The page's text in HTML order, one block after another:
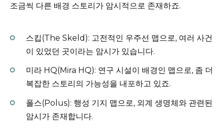
조금씩 다른 배경 스토리가 암시적으로 존재하죠.
스킵(The Skeld): 고전적인 우주선 맵으로, 여러 사건
이 있었던 곳이라는 암시가 있습니다.
미라 HQ(Mira HQ): 연구 시설이 배경인 맵으로, 좀 더
복잡한 스토리의 가능성을 내포하고 있죠.
폴스(Polus): 행성 기지 맵으로, 외계 생명체와 관련된
암시가 존재합니다.